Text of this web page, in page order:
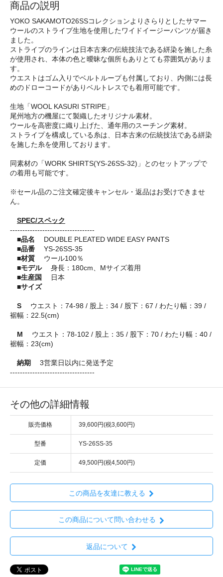
商品の説明
YOKO SAKAMOTO26SSコレクションよりさらりとしたサマー
ウールのストライプ生地を使用したワイドイージーパンツが届き
ました。
ストライプのラインは日本古来の伝統技法である絣染を施した糸
が使用され、本体の色と曖昧な個所もありとても雰囲気がありま
す。
ウエストはゴム入りでベルトループも付属しており、内側には長
めのドローコードがありベルトレスでも着用可能です。
生地「WOOL KASURI STRIPE」
尾州地方の機屋にて製織したオリジナル素材。
ウールを高密度に織り上げた、通年用のスーチング素材。
ストライプを構成している糸は、日本古来の伝統技法である絣染
を施した糸を使用しております。
同素材の「WORK SHIRTS(YS-26SS-32)」とのセットアップで
の着用も可能です。
※セール品のご注文確定後キャンセル・返品はお受けできませ
ん。
SPEC/スペック
----------------------------------
■品名
DOUBLE PLEATED WIDE EASY PANTS
■品番
YS-26SS-35
■材質 ウール100％
■モデル身長：180cm、Mサイズ着用
■生産国
日本
■サイズ
S ウエスト：74-98 / 股上：34 / 股下：67 / わたり幅：39 /
裾幅：22.5(cm)
M ウエスト：78-102 / 股上：35 / 股下：70 / わたり幅：40 /
裾幅：23(cm)
納期
3営業日以内に発送予定
----------------------------------
その他の詳細情報
販売価格 39,600円(税3,600円)
型番 YS-26SS-35
定価 49,500円(税4,500円)
この商品を友達に教える
この商品について問い合わせる
返品について